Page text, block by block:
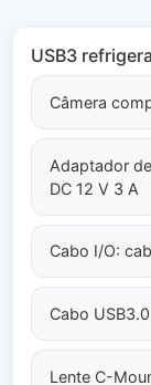
USB3
Câmera
Adaptador
DC 12 V 3 A
Cabo I/O:
Cabo USB3.0
Lente C-